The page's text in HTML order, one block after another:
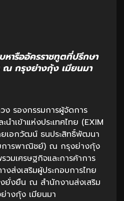
หารืออัครราชทูตที่ปรึกษา
กรุงย่างกุ้ง เมียนมา
รองกรรมการผู้จัดการ
ำเข้าแห่งประเทศไทย (EXIM
ยเอกวัฒน์ ธนประสิทธิ์พัฒนา
การพาณิชย์) ณ กรุงย่างกุ้ง
มเศรษฐกิจและการค้าการ
ส่งเสริมผู้ประกอบการไทย
ยั่งยืน ณ สำนักงานส่งเสริม
ย่างกุ้ง เมียนมา